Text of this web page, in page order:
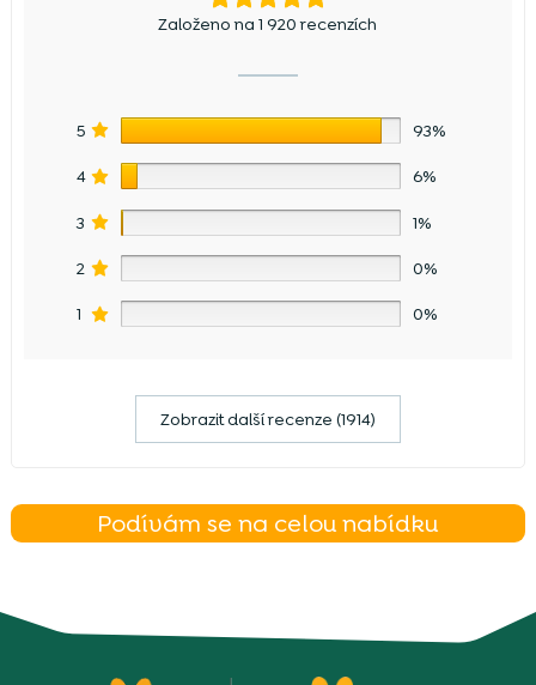
Založeno na 1 920 recenzích
5 93%
4 6%
3 1%
2 0%
1 0%
Zobrazit další recenze (1914)
Podívám se na celou nabídku